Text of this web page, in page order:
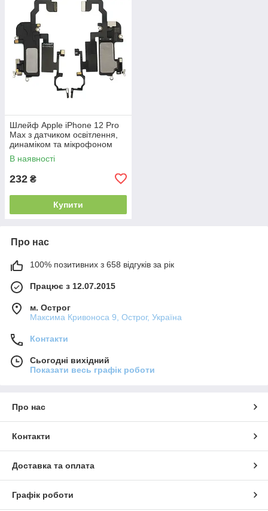
Шлейф Apple iPhone 12 Pro
Max з датчиком освітлення,
динаміком та мікрофоном
В наявності
232 ₴
Купити
Про нас
100% позитивних з 658 відгуків за рік
Працює з 12.07.2015
м. Острог
Максима Кривоноса 9, Острог, Україна
Контакти
Сьогодні вихідний
Показати весь графік роботи
Про нас
Контакти
Доставка та оплата
Графік роботи